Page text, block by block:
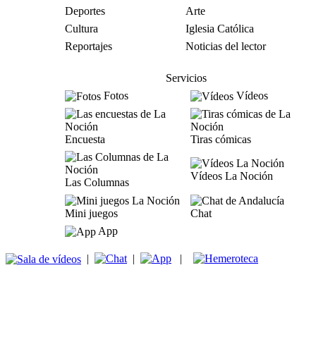
Deportes
Arte
Cultura
Iglesia Católica
Reportajes
Noticias del lector
Servicios
Fotos
Vídeos
Encuesta Tiras cómicas
Las Columnas
Vídeos La Noción
Mini juegos
Chat
App
| | |